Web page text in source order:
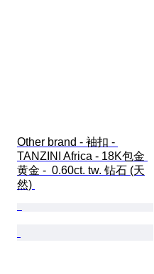
Other brand - 袖扣 -
TANZINI Africa - 18K包金
黄金 -  0.60ct. tw. 钻石 (天
然)